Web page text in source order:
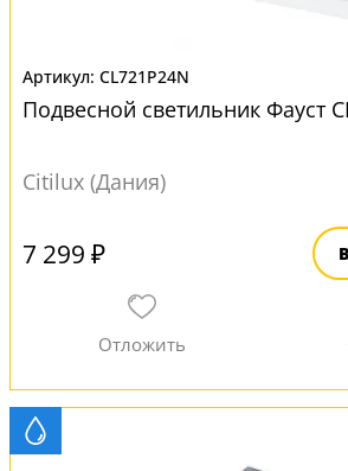
CL721P24N
Подвесной светильник Фауст
Citilux (Дания)
7 299 ₽